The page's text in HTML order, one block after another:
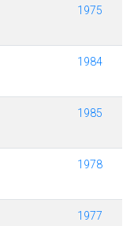
1975
1984
1985
1978
1977